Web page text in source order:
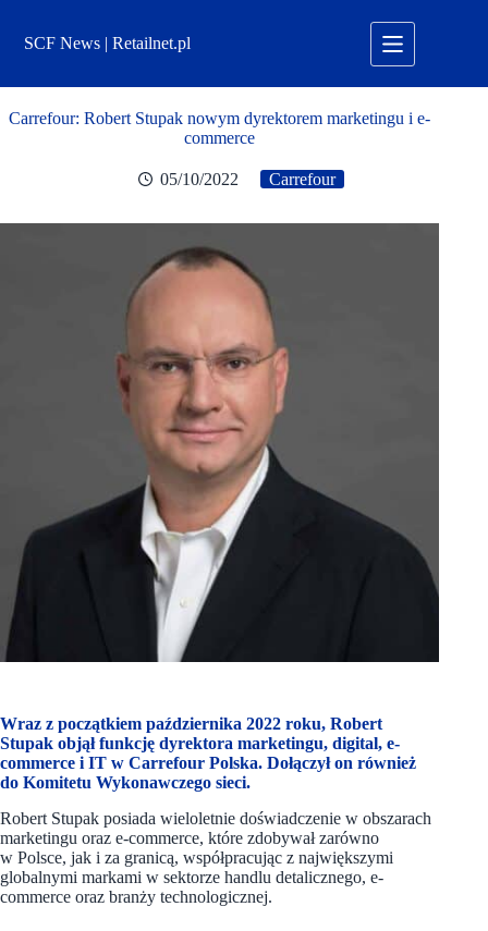
treściSCF News | Retailnet.pl
Carrefour: Robert Stupak nowym dyrektorem marketingu i e-
commerce
05/10/2022 Carrefour
Wraz z początkiem października 2022 roku, Robert
Stupak objął funkcję dyrektora marketingu, digital, e-
commerce i IT w Carrefour Polska. Dołączył on również
do Komitetu Wykonawczego sieci.
Robert Stupak posiada wieloletnie doświadczenie w obszarach
marketingu oraz e-commerce, które zdobywał zarówno
w Polsce, jak i za granicą, współpracując z największymi
globalnymi markami w sektorze handlu detalicznego, e-
commerce oraz branży technologicznej.